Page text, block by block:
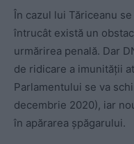
În cazul lui Tăriceanu
întrucât există un
urmărirea penală. Dar
de ridicare a imunității
Parlamentului se va
decembrie 2020), iar
în apărarea șpăgarului.